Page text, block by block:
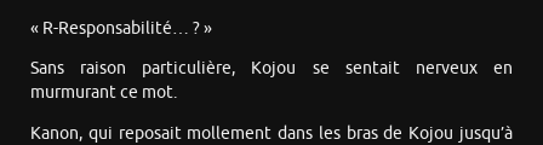
« R-Responsabilité… ? »
Sans raison particulière, Kojou se sentait nerveux en
murmurant ce mot.
Kanon, qui reposait mollement dans les bras de Kojou jusqu’à